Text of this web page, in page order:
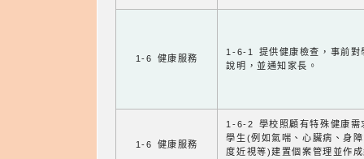
1-6 健康服務
1-6-1 提供健康檢查，事前對
說明，並通知家長。
1-6 健康服務
1-6-2 學校照顧有特殊健康需
學生(例如氣喘、心臟病、身
度近視等)建置個案管理並作